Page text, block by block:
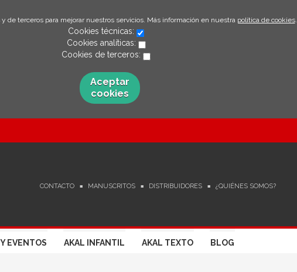
de terceros para mejorar nuestros servicios. Más información en nuestra política de cookies.
Cookies técnicas:
Cookies analíticas:
Cookies de terceros:
Aceptar
cookies
CONTACTO MANUSCRITOS DISTRIBUIDORES ¿QUIÉNES SOMOS?
EVENTOS AKAL INFANTIL AKAL TEXTO BLOG